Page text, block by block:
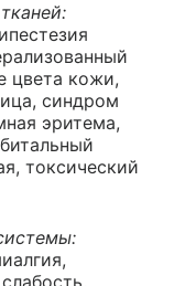
цвета кожи,
синдром
эритема,
токсический